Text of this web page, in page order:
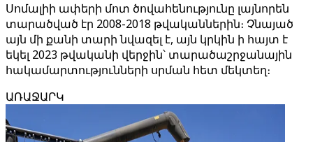
Սոմալիի ափերի մոտ ծովահենությունը լայնորեն
տարածված էր 2008-2018 թվականներին։ Չնայած
այն մի քանի տարի նվազել է, այն կրկին ի հայտ է
եկել 2023 թվականի վերջին՝ տարածաշրջանային
հակամարտությունների սրման հետ մեկտեղ։
ԱՌԱՋԱՐԿ